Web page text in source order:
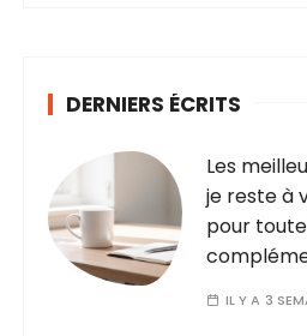
DERNIERS ÉCRITS
Les
je reste à
pour
IL Y A 3